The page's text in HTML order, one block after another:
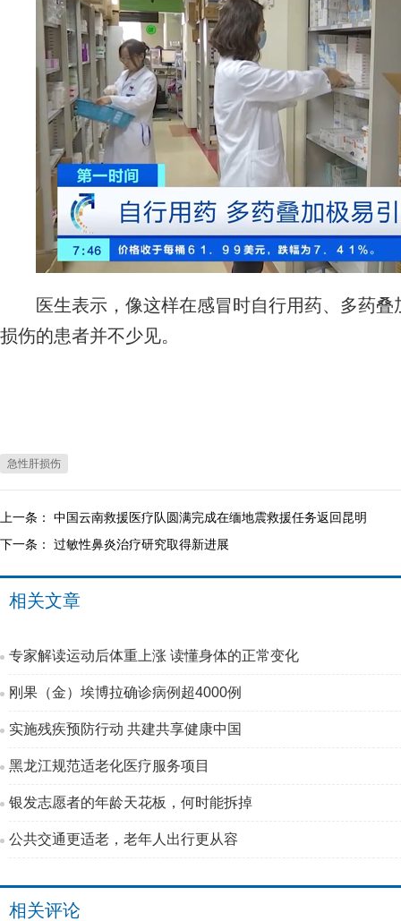
医生表示，像这样在感冒时自行用药、多药叠
损伤的患者并不少见。
急性肝损伤
上一条： 中国云南救援医疗队圆满完成在缅地震救援任务返回昆明
下一条： 过敏性鼻炎治疗研究取得新进展
相关文章
专家解读运动后体重上涨 读懂身体的正常变化
刚果（金）埃博拉确诊病例超4000例
实施残疾预防行动 共建共享健康中国
黑龙江规范适老化医疗服务项目
银发志愿者的年龄天花板，何时能拆掉
公共交通更适老，老年人出行更从容
相关评论